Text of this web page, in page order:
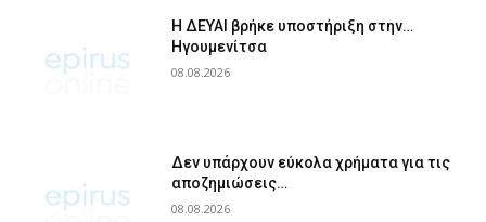
Η ΔΕΥΑΙ βρήκε υποστήριξη στην…
Ηγουμενίτσα
08.08.2026
Δεν υπάρχουν εύκολα χρήματα για τις
αποζημιώσεις…
08.08.2026